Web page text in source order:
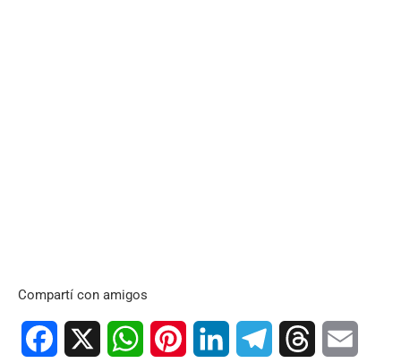
Compartí con amigos
Facebook WhatsAppPinterest LinkedIn TelegramThreads